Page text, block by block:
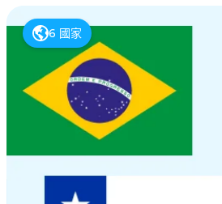
6 國家